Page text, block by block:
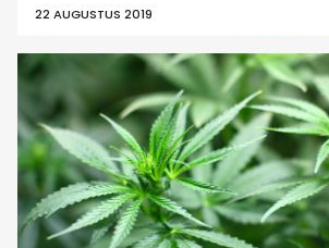
22 AUGUSTUS 2019